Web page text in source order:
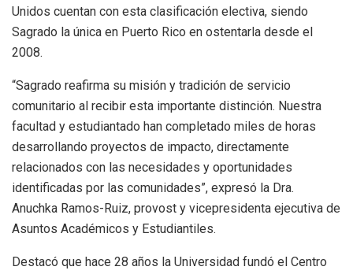
Unidos cuentan con esta clasificación electiva, siendo
Sagrado la única en Puerto Rico en ostentarla desde el
2008.
“Sagrado reafirma su misión y tradición de servicio
comunitario al recibir esta importante distinción. Nuestra
facultad y estudiantado han completado miles de horas
desarrollando proyectos de impacto, directamente
relacionados con las necesidades y oportunidades
identificadas por las comunidades”, expresó la Dra.
Anuchka Ramos-Ruiz, provost y vicepresidenta ejecutiva de
Asuntos Académicos y Estudiantiles.
Destacó que hace 28 años la Universidad fundó el Centro